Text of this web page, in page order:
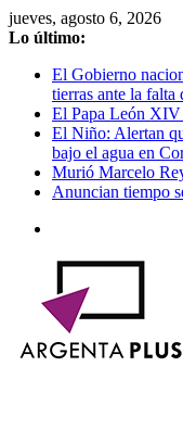
Saltar
al
jueves, agosto 6, 2026
Lo último:
El Gobierno
tierras ante la falta
El Papa León XIV
El Niño: Alertan
bajo el agua en
Murió Marcelo
Anuncian tiempo